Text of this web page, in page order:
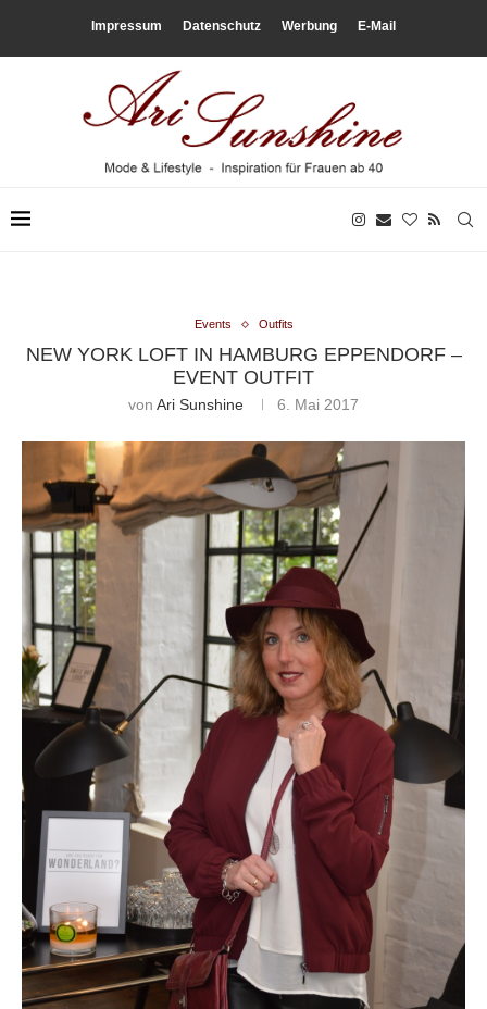
Impressum Datenschutz Werbung E-Mail
Events Outfits
NEW YORK LOFT IN HAMBURG EPPENDORF –
EVENT OUTFIT
von Ari Sunshine 6. Mai 2017